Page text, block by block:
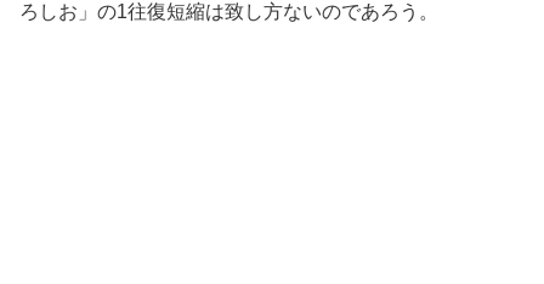
ろしお」の1往復短縮は致し方ないのであろう。